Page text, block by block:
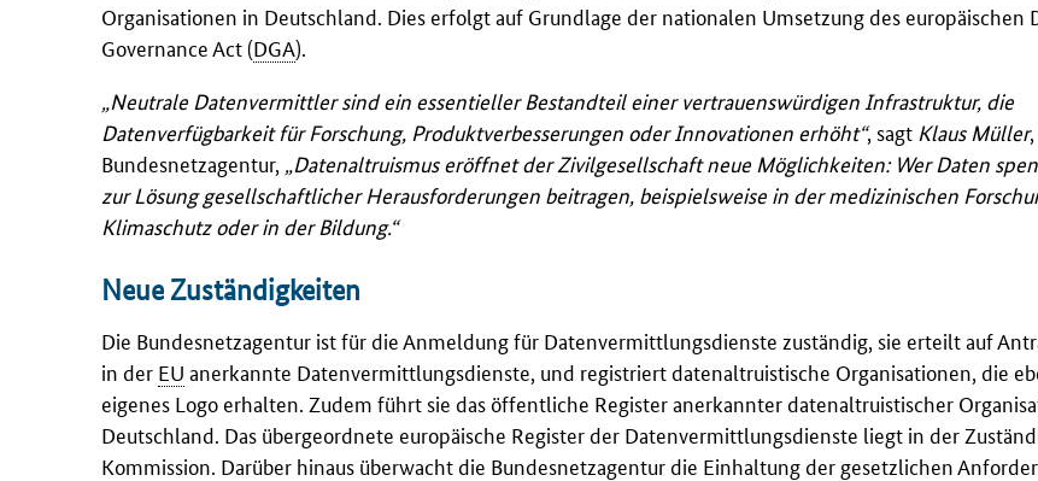
Organisationen in Deutschland. Dies erfolgt auf Grundlage der nationalen Umsetzung des europäischen
Governance Act (DGA).
„Neutrale Datenvermittler sind ein essentieller Bestandteil einer vertrauenswürdigen Infrastruktur, die
Datenverfügbarkeit für Forschung, Produktverbesserungen oder Innovationen erhöht“, sagt Klaus Müller
Bundesnetzagentur, „Datenaltruismus eröffnet der Zivilgesellschaft neue Möglichkeiten: Wer Daten
zur Lösung gesellschaftlicher Herausforderungen beitragen, beispielsweise in der medizinischen
Klimaschutz oder in der Bildung.“
Neue Zuständigkeiten
Die Bundesnetzagentur ist für die Anmeldung für Datenvermittlungsdienste zuständig, sie erteilt auf
in der EU anerkannte Datenvermittlungsdienste, und registriert datenaltruistische Organisationen, die
eigenes Logo erhalten. Zudem führt sie das öffentliche Register anerkannter datenaltruistischer
Deutschland. Das übergeordnete europäische Register der Datenvermittlungsdienste liegt in der
Kommission. Darüber hinaus überwacht die Bundesnetzagentur die Einhaltung der gesetzlichen